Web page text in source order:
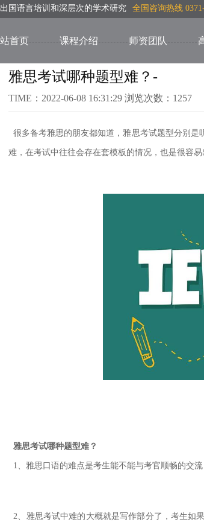
国语言培训和深层次的学术研究 全国咨询热线
首页 课程介绍 师资团队
雅思考试哪种题型难？-
TIME：2022-06-08 16:31:29 浏览次数：1257
很多备考雅思的朋友都知道，雅思考试题型分别
难，在考试中往往会存在套模板的情况，也是很容
雅思考试哪种题型难？
1、雅思口语的难点是考生能不能与考官顺畅的交
2、雅思考试中难的大概就是写作部分了，考生如